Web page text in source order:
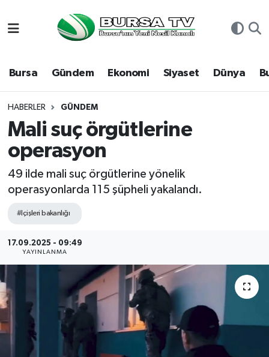
Bursa Gündem Ekonomi Siyaset Dünya
HABERLER GÜNDEM
Mali suç örgütlerine
operasyon
49 ilde mali suç örgütlerine yönelik
operasyonlarda 115 şüpheli yakalandı.
#Içişleri bakanlığı
17.09.2025 - 09:49
YAYINLANMA
Bursa
Dünya
Eğitim
Ekonomi
Genel
Siyaset
Spor
Hava Durumu
Namaz Vakitleri
Trafik Durumu
Süper Lig Puan Durumu ve Fikstür
Tüm Manşetler